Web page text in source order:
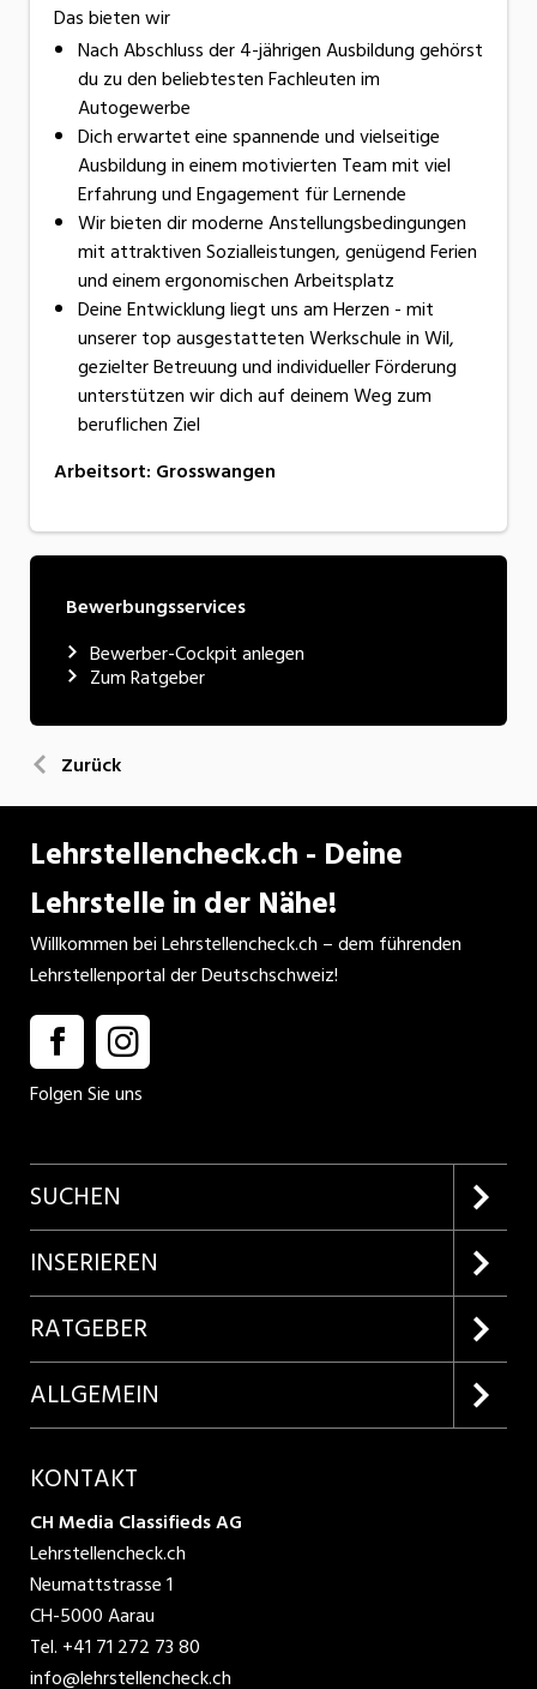
Das bieten wir
Nach Abschluss der 4-jährigen Ausbildung gehörst
du zu den beliebtesten Fachleuten im
Autogewerbe
Dich erwartet eine spannende und vielseitige
Ausbildung in einem motivierten Team mit viel
Erfahrung und Engagement für Lernende
Wir bieten dir moderne Anstellungsbedingungen
mit attraktiven Sozialleistungen, genügend Ferien
und einem ergonomischen Arbeitsplatz
Deine Entwicklung liegt uns am Herzen - mit
unserer top ausgestatteten Werkschule in Wil,
gezielter Betreuung und individueller Förderung
unterstützen wir dich auf deinem Weg zum
beruflichen Ziel
Arbeitsort: Grosswangen
Bewerbungsservices
Bewerber-Cockpit anlegen
Zum Ratgeber
Zurück
Lehrstellencheck.ch - Deine
Lehrstelle in der Nähe!
Willkommen bei Lehrstellencheck.ch – dem führenden
Lehrstellenportal der Deutschschweiz!
Folgen Sie uns
SUCHEN
Firmenprofile entdecken
Lehrstellen suchen
INSERIEREN
Kundenlogin
Inserieren
Produkte
RATGEBER
Lehrberufe entdecken
ALLGEMEIN
AGB
Datenschutzbestimmungen
Nutzungsbedingungen
Impressum
KONTAKT
CH Media Classifieds AG
Lehrstellencheck.ch
Neumattstrasse 1
CH-5000 Aarau
Tel. +41 71 272 73 80
info@lehrstellencheck.ch